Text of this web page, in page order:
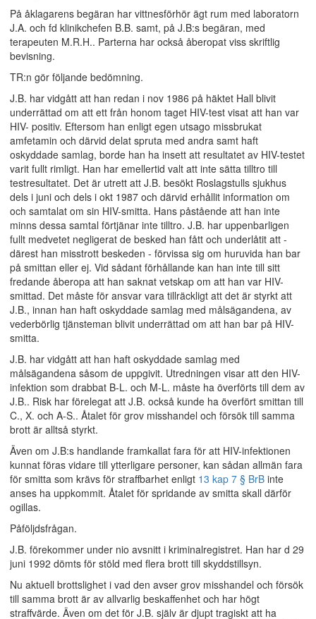
På åklagarens begäran har vittnesförhör ägt rum med laboratorn
J.A. och fd klinikchefen B.B. samt, på J.B:s begäran, med
terapeuten M.R.H.. Parterna har också åberopat viss skriftlig
bevisning.
TR:n gör följande bedömning.
J.B. har vidgått att han redan i nov 1986 på häktet Hall blivit
underrättad om att ett från honom taget HIV-test visat att han var
HIV- positiv. Eftersom han enligt egen utsago missbrukat
amfetamin och därvid delat spruta med andra samt haft
oskyddade samlag, borde han ha insett att resultatet av HIV-testet
varit fullt rimligt. Han har emellertid valt att inte sätta tilltro till
testresultatet. Det är utrett att J.B. besökt Roslagstulls sjukhus
dels i juni och dels i okt 1987 och därvid erhållit information om
och samtalat om sin HIV-smitta. Hans påstående att han inte
minns dessa samtal förtjänar inte tilltro. J.B. har uppenbarligen
fullt medvetet negligerat de besked han fått och underlåtit att -
därest han misstrott beskeden - förvissa sig om huruvida han bar
på smittan eller ej. Vid sådant förhållande kan han inte till sitt
fredande åberopa att han saknat vetskap om att han var HIV-
smittad. Det måste för ansvar vara tillräckligt att det är styrkt att
J.B., innan han haft oskyddade samlag med målsägandena, av
vederbörlig tjänsteman blivit underrättad om att han bar på HIV-
smitta.
J.B. har vidgått att han haft oskyddade samlag med
målsägandena såsom de uppgivit. Utredningen visar att den HIV-
infektion som drabbat B-L. och M-L. måste ha överförts till dem av
J.B.. Risk har förelegat att J.B. också kunde ha överfört smittan till
C., X. och A-S.. Åtalet för grov misshandel och försök till samma
brott är alltså styrkt.
Även om J.B:s handlande framkallat fara för att HIV-infektionen
kunnat föras vidare till ytterligare personer, kan sådan allmän fara
för smitta som krävs för straffbarhet enligt 13 kap 7 § BrB inte
anses ha uppkommit. Åtalet för spridande av smitta skall därför
ogillas.
Påföljdsfrågan.
J.B. förekommer under nio avsnitt i kriminalregistret. Han har d 29
juni 1992 dömts för stöld med flera brott till skyddstillsyn.
Nu aktuell brottslighet i vad den avser grov misshandel och försök
till samma brott är av allvarlig beskaffenhet och har högt
straffvärde. Även om det för J.B. själv är djupt tragiskt att ha